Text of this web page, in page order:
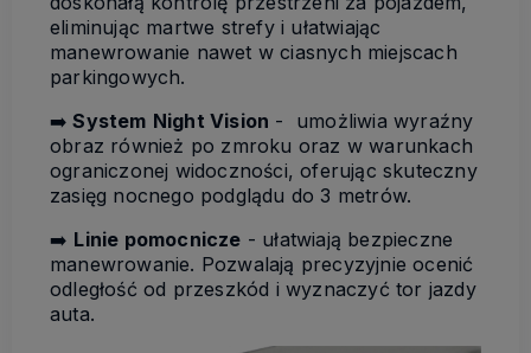
eliminując martwe strefy i ułatwiając
manewrowanie nawet w ciasnych miejscach
parkingowych.
➡️ System Night Vision - umożliwia wyraźny
obraz również po zmroku oraz w warunkach
ograniczonej widoczności, oferując skuteczny
zasięg nocnego podglądu do 3 metrów.
➡️ Linie pomocnicze - ułatwiają bezpieczne
manewrowanie. Pozwalają precyzyjnie ocenić
odległość od przeszkód i wyznaczyć tor jazdy
auta.